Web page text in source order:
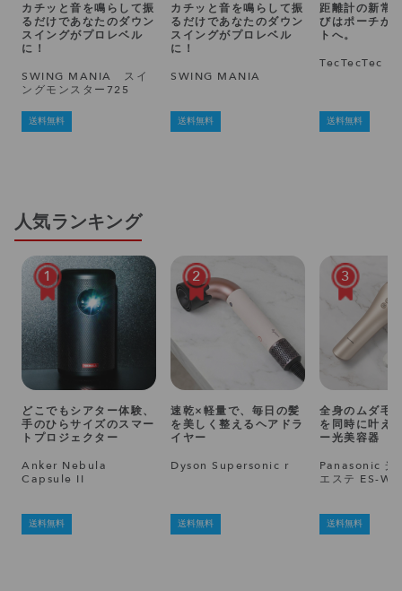
カチッと音を鳴らして振
るだけであなたのダウン
スイングがプロレベル
に！
SWING MANIA スイ
ングモンスター725
送料無料
カチッと音を鳴らして振
るだけであなたのダウン
スイングがプロレベル
に！
SWING MANIA
送料無料
距離計の新常
びはポーチか
トへ。
TecTecTec
送料無料
人気ランキング
1
どこでもシアター体験、
手のひらサイズのスマー
トプロジェクター
Anker Nebula
Capsule II
送料無料
2
速乾×軽量で、毎日の髪
を美しく整えるヘアドラ
イヤー
Dyson Supersonic r
送料無料
3
全身のムダ毛
を同時に叶え
ー光美容器
Panasonic 光
エステ ES-
送料無料